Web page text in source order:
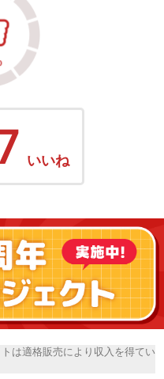
いいね
は適格販売により収入を得てい